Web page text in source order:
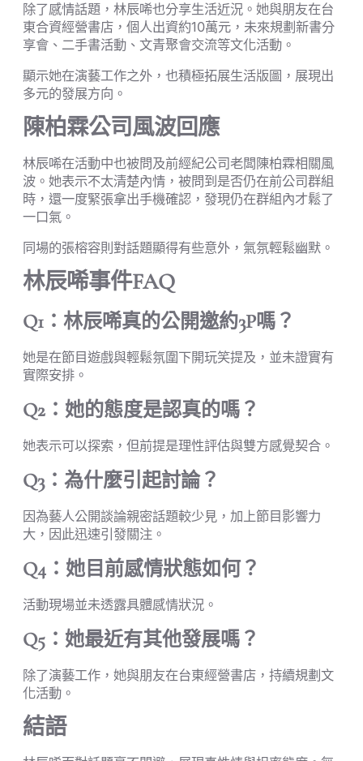
除了感情話題，林辰唏也分享生活近況。她與朋友在台
東合資經營書店，個人出資約10萬元，未來規劃新書分
享會、二手書活動、文青聚會交流等文化活動。
顯示她在演藝工作之外，也積極拓展生活版圖，展現出
多元的發展方向。
陳柏霖公司風波回應
林辰唏在活動中也被問及前經紀公司老闆陳柏霖相關風
波。她表示不太清楚內情，被問到是否仍在前公司群組
時，還一度緊張拿出手機確認，發現仍在群組內才鬆了
一口氣。
同場的張榕容則對話題顯得有些意外，氣氛輕鬆幽默。
林辰唏事件FAQ
Q1：林辰唏真的公開邀約3P嗎？
她是在節目遊戲與輕鬆氛圍下開玩笑提及，並未證實有
實際安排。
Q2：她的態度是認真的嗎？
她表示可以探索，但前提是理性評估與雙方感覺契合。
Q3：為什麼引起討論？
因為藝人公開談論親密話題較少見，加上節目影響力
大，因此迅速引發關注。
Q4：她目前感情狀態如何？
活動現場並未透露具體感情狀況。
Q5：她最近有其他發展嗎？
除了演藝工作，她與朋友在台東經營書店，持續規劃文
化活動。
結語